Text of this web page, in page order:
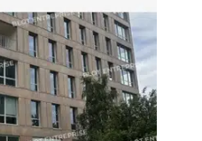
ou technologiques,
sont disponibles